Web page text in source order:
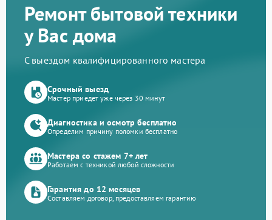
Ремонт бытовой техники
у Вас дома
С выездом квалифицированного мастера
Срочный выезд
Мастер приедет уже через 30 минут
Диагностика и осмотр бесплатно
Определим причину поломки бесплатно
Мастера со стажем 7+ лет
Работаем с техникой любой сложности
Гарантия до 12 месяцев
Составляем договор, предоставляем гарантию